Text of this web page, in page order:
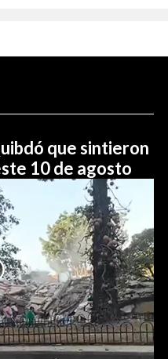
que sintieron
10 de agosto